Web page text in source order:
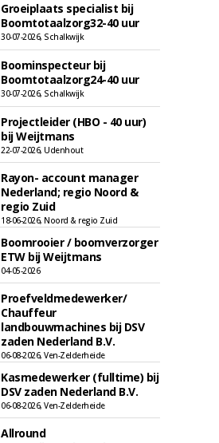
Groeiplaats specialist bij
Boomtotaalzorg32-40 uur
30-07-2026, Schalkwijk
Boominspecteur bij
Boomtotaalzorg24-40 uur
30-07-2026, Schalkwijk
Projectleider (HBO - 40 uur)
bij Weijtmans
22-07-2026, Udenhout
Rayon- account manager
Nederland; regio Noord &
regio Zuid
18-06-2026, Noord & regio Zuid
Boomrooier / boomverzorger
ETW bij Weijtmans
04-05-2026
Proefveldmedewerker/
Chauffeur
landbouwmachines bij DSV
zaden Nederland B.V.
06-08-2026, Ven-Zelderheide
Kasmedewerker (fulltime) bij
DSV zaden Nederland B.V.
06-08-2026, Ven-Zelderheide
Allround